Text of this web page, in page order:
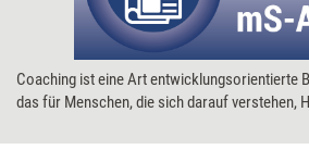
Coaching ist eine Art entwicklungsorientierte
das für Menschen, die sich darauf verstehen,
Tätigkeit besonders fasziniert, woran sie